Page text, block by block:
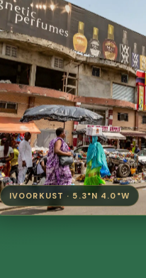
IVOORKUST · 5.3°N 4.0°W